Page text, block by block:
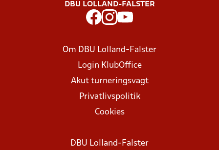
DBU LOLLAND-FALSTER
Om DBU Lolland-Falster
Login KlubOffice
Akut turneringsvagt
Privatlivspolitik
Cookies
DBU Lolland-Falster